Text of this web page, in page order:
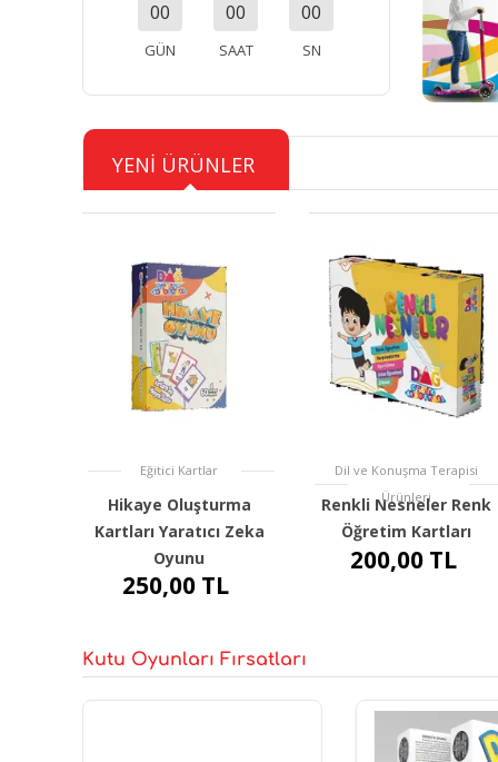
00
GÜN
00
SAAT
00
SN
YENİ ÜRÜNLER
Eğitici Kartlar
Hikaye Oluşturma
Kartları Yaratıcı Zeka
Oyunu
250,00 TL
Dil ve Konuşma Terapisi
Ürünleri
Renkli Nesneler Renk
Öğretim Kartları
200,00TL
Kutu Oyunları Fırsatları